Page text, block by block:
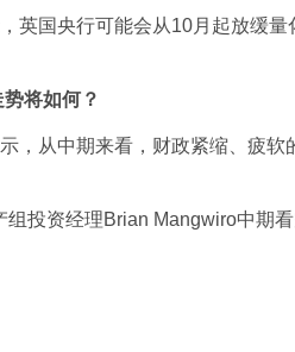
英国央行可能会从10月起放缓
将如何？
，从中期来看，财政紧缩、疲
组投资经理Brian Mangwiro中期